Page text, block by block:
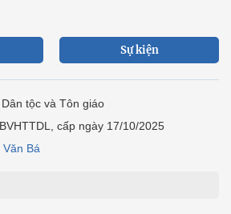
Sự kiện
tộc và Tôn giáo
cấp ngày 17/10/2025
Bá